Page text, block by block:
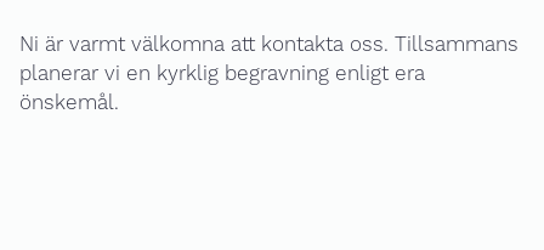
Ni är varmt välkomna att kontakta oss. Tillsammans
planerar vi en kyrklig begravning enligt era
önskemål.